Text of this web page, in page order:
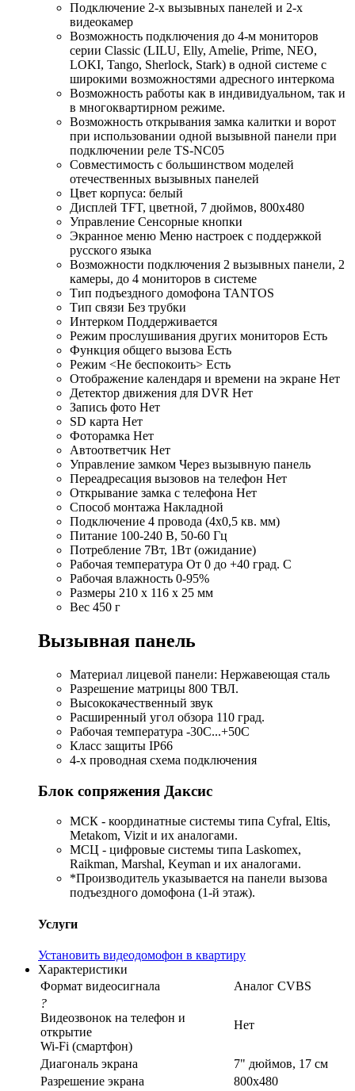
Подключение 2-х вызывных панелей и 2-х
видеокамер
Возможность подключения до 4-м мониторов
серии Classic (LILU, Elly, Amelie, Prime, NEO,
LOKI, Tango, Sherlock, Stark) в одной системе с
широкими возможностями адресного интеркома
Возможность работы как в индивидуальном, так и
в многоквартирном режиме.
Возможность открывания замка калитки и ворот
при использовании одной вызывной панели при
подключении реле TS-NC05
Совместимость с большинством моделей
отечественных вызывных панелей
Цвет корпуса: белый
Дисплей TFT, цветной, 7 дюймов, 800x480
Управление Сенсорные кнопки
Экранное меню Меню настроек с поддержкой
русского языка
Возможности подключения 2 вызывных панели, 2
камеры, до 4 мониторов в системе
Тип подъездного домофона TANTOS
Тип связи Без трубки
Интерком Поддерживается
Режим прослушивания других мониторов Есть
Функция общего вызова Есть
Режим <Не беспокоить> Есть
Отображение календаря и времени на экране Нет
Детектор движения для DVR Нет
Запись фото Нет
SD карта Нет
Фоторамка Нет
Автоответчик Нет
Управление замком Через вызывную панель
Переадресация вызовов на телефон Нет
Открывание замка с телефона Нет
Способ монтажа Накладной
Подключение 4 провода (4х0,5 кв. мм)
Питание 100-240 В, 50-60 Гц
Потребление 7Вт, 1Вт (ожидание)
Рабочая температура От 0 до +40 град. С
Рабочая влажность 0-95%
Размеры 210 х 116 х 25 мм
Вес 450 г
Вызывная панель
Материал лицевой панели: Нержавеющая сталь
Разрешение матрицы 800 ТВЛ.
Высококачественный звук
Расширенный угол обзора 110 град.
Рабочая температура -30С...+50С
Класс защиты IP66
4-х проводная схема подключения
Блок сопряжения Даксис
МСК - координатные системы типа Cyfral, Eltis,
Metakom, Vizit и их аналогами.
МСЦ - цифровые системы типа Laskomex,
Raikman, Marshal, Keyman и их аналогами.
*Производитель указывается на панели вызова
подъездного домофона (1-й этаж).
Услуги
Установить видеодомофон в квартиру
Характеристики
Формат видеосигнала
Аналог CVBS
?
Видеозвонок на телефон и
открытие
Wi-Fi (смартфон)
Нет
Диагональ экрана
7" дюймов, 17 см
Разрешение экрана
800x480